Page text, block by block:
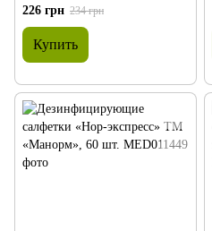
226 грн 234 грн
Купить